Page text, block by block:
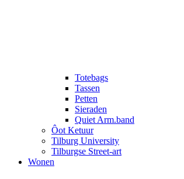
Totebags
Tassen
Petten
Sieraden
Quiet Arm.band
Ôot Ketuur
Tilburg University
Tilburgse Street-art
Wonen